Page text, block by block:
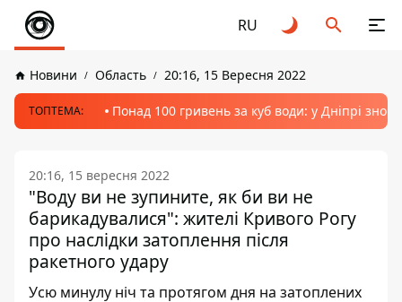
RU
Новини Область 20:16, 15 Вересня 2022
ТОПТЕМА: Понад 100 гривень за куб води: у Дніпрі
20:16, 15 вересня 2022
"Воду ви не зупините, як би ви не
барикадувалися": жителі Кривого Рогу
про наслідки затоплення після
ракетного удару
Усю минулу ніч та протягом дня на затоплених